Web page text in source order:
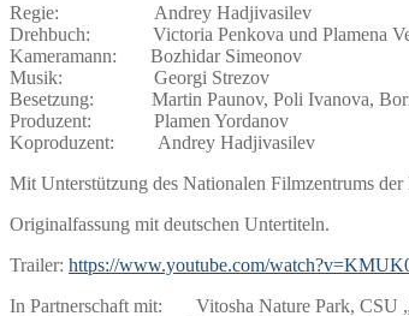
Regie: Andrey Hadjivasilev
Drehbuch: Victoria Penkova und Plamena
Kameramann: Bozhidar Simeonov
Musik: Georgi Strezov
Besetzung: Martin Paunov, Poli Ivanova, Boris
Produzent: Plamen Yordanov
Koproduzent: Andrey Hadjivasilev
Mit Unterstützung des Nationalen Filmzentrums
Originalfassung mit deutschen Untertiteln.
Trailer: https://www.youtube.com/
In Partnerschaft mit: Vitosha Nature Park, CSU